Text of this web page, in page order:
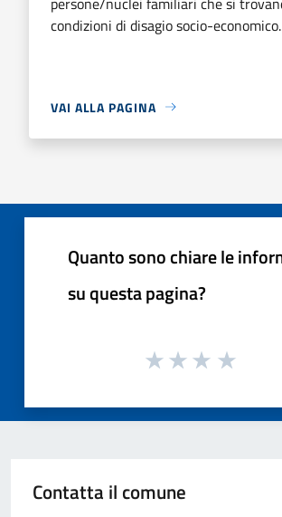
condizioni di disagio socio-economico.
VAI ALLA PAGINA
Quanto sono chiare le
su questa pagina?
Contatta il comune